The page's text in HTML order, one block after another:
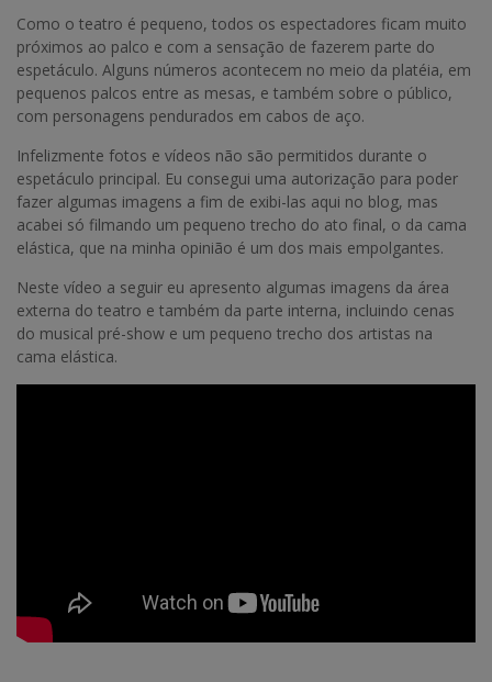
Como o teatro é pequeno, todos os espectadores ficam muito
próximos ao palco e com a sensação de fazerem parte do
espetáculo. Alguns números acontecem no meio da platéia, em
pequenos palcos entre as mesas, e também sobre o público,
com personagens pendurados em cabos de aço.
Infelizmente fotos e vídeos não são permitidos durante o
espetáculo principal. Eu consegui uma autorização para poder
fazer algumas imagens a fim de exibi-las aqui no blog, mas
acabei só filmando um pequeno trecho do ato final, o da cama
elástica, que na minha opinião é um dos mais empolgantes.
Neste vídeo a seguir eu apresento algumas imagens da área
externa do teatro e também da parte interna, incluindo cenas
do musical pré-show e um pequeno trecho dos artistas na
cama elástica.